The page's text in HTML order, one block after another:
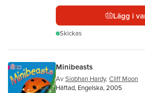
Lägg i
Skickas
Minibeasts
Av Siobhan Hardy, Cliff Moon
Häftad, Engelska, 2005